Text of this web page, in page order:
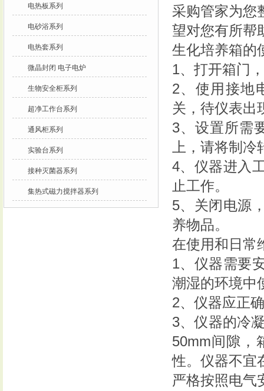
采购管家为您
望对您有所帮
生化培养箱的
1、打开箱门
2、使用接地
关，待仪表出
3、设置所需
上，请将制
4、仪器进入
止工作。
5、关闭电源
养物品。
在使用和日常
1、仪器需要
潮湿的环境中
2、仪器应正
3、仪器的冷
50mm间隙，
性。仪器不宜
严格按照电气
电热板系列
电砂浴系列
电热套系列
微晶封闭 电子电炉
生物安全柜系列
超净工作台系列
通风柜系列
实验台系列
接种灭菌器系列
集热式磁力搅拌器系列